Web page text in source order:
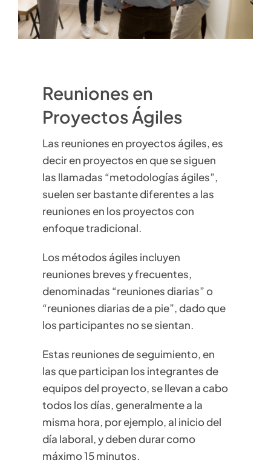
Reuniones en
Proyectos Ágiles
Las reuniones en proyectos ágiles, es
decir en proyectos en que se siguen
las llamadas “metodologías ágiles”,
suelen ser bastante diferentes a las
reuniones en los proyectos con
enfoque tradicional.
Los métodos ágiles incluyen
reuniones breves y frecuentes,
denominadas “reuniones diarias” o
“reuniones diarias de a pie”, dado que
los participantes no se sientan.
Estas reuniones de seguimiento, en
las que participan los integrantes de
equipos del proyecto, se llevan a cabo
todos los días, generalmente a la
misma hora, por ejemplo, al inicio del
día laboral, y deben durar como
máximo 15 minutos.